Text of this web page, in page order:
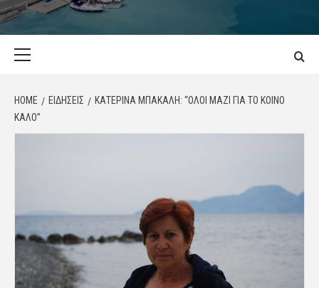
HOME ΕΙΔΗΣΕΙΣ
ΚΑΤΕΡΊΝΑ ΜΠΑΚΆΛΗ: “ΌΛΟΙ ΜΑΖΊ ΓΙΑ ΤΟ ΚΟΙΝΌ
ΚΑΛΌ”